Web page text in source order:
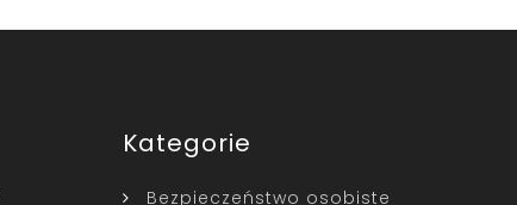
Kategorie
Bezpieczeństwo osobiste